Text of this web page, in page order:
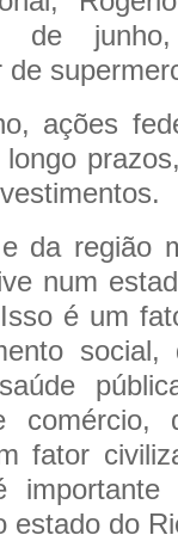
de
ações
da região
num
é um
comércio,
fator
estado do